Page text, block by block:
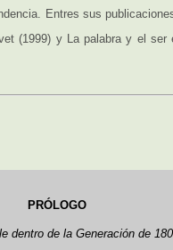
Entres sus
(1999) y La palabra y el ser
PRÓLOGO
dentro de la Generación de